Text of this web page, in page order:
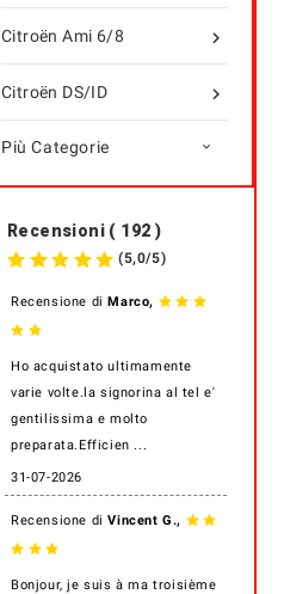

Citroën Ami 6/8

Citroën DS/ID
Più Categorie 
Recensioni ( 192 )
(5,0/5)
Recensione diMarco,
Ho acquistato ultimamente
varie volte.la signorina al tel e'
gentilissima e molto
preparata.Efficien ...
31-07-2026
Recensione diVincent G.,
Bonjour, je suis à ma troisième